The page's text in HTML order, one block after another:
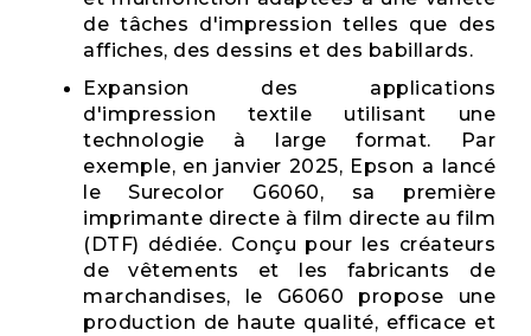
de tâches d'impression telles que des
affiches, des dessins et des babillards.
Expansion des applications
d'impression textile utilisant une
technologie à large format. Par
exemple, en janvier 2025, Epson a lancé
le Surecolor G6060, sa première
imprimante directe à film directe au film
(DTF) dédiée. Conçu pour les créateurs
de vêtements et les fabricants de
marchandises, le G6060 propose une
production de haute qualité, efficace et